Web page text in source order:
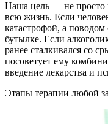
Наша цель — не просто
всю жизнь. Если
катастрофой, а
бутылке. Если
ранее сталкивался со
посоветует ему
введение лекарства и
Этапы терапии любой